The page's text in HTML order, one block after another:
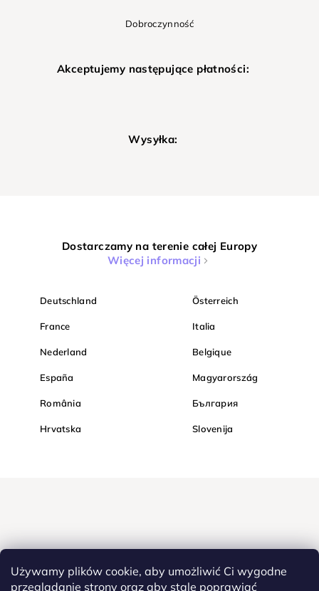
Używamy plików cookie, aby umożliwić Ci wygodne
przeglądanie strony oraz aby stale poprawiać
Dobroczynność
Akceptujemy następujące płatności:
Wysyłka:
Dostarczamy na terenie całej Europy
Więcej informacji
Deutschland Österreich
France Italia
Nederland Belgique
España Magyarország
România България
Hrvatska Slovenija